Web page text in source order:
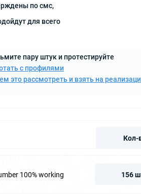
по смс,
для всего
пару штук и протестируйте
с профилями
это рассмотреть и взять на
Кол-
100% working 156